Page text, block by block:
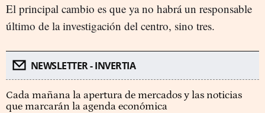
El principal cambio es que ya no habrá un responsable
último de la investigación del centro, sino tres.
NEWSLETTER - INVERTIA
Cada mañana la apertura de mercados y las noticias
que marcarán la agenda económica